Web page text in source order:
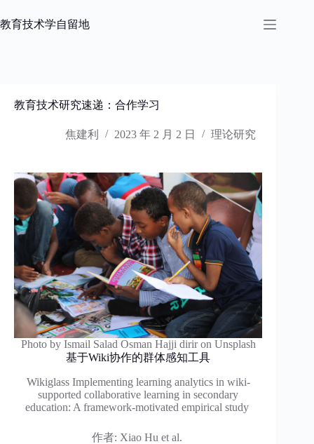
过
教育技术学自留地
教育技术研究速递：合作学习
焦建利 2023 年 2 月 2 日 理论研究
Photo by Ismail Salad Osman Hajji dirir on Unsplash
基于Wiki协作的群体感知工具
Wikiglass Implementing learning analytics in wiki-
supported collaborative learning in secondary
education: A framework-motivated empirical study
作者: Xiao Hu et al.